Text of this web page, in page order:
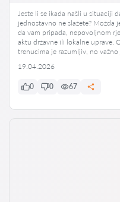
Jeste li se ikada našli u situaciji
jednostavno ne slažete? Možda
da vam pripada, nepovoljnom
aktu državne ili lokalne uprave.
trenucima je razumljiv, no
19.04.2026
0 0 67